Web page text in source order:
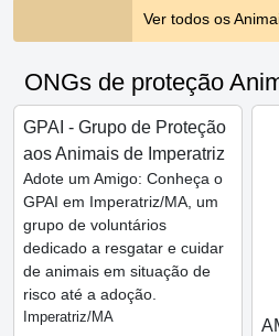
Ver todos os
ONGs de proteção
GPAI - Grupo de Proteção
aos Animais de Imperatriz
Adote um Amigo: Conheça o
GPAI em Imperatriz/MA, um
grupo de voluntários
dedicado a resgatar e cuidar
de animais em situação de
risco até a adoção.
Imperatriz/MA